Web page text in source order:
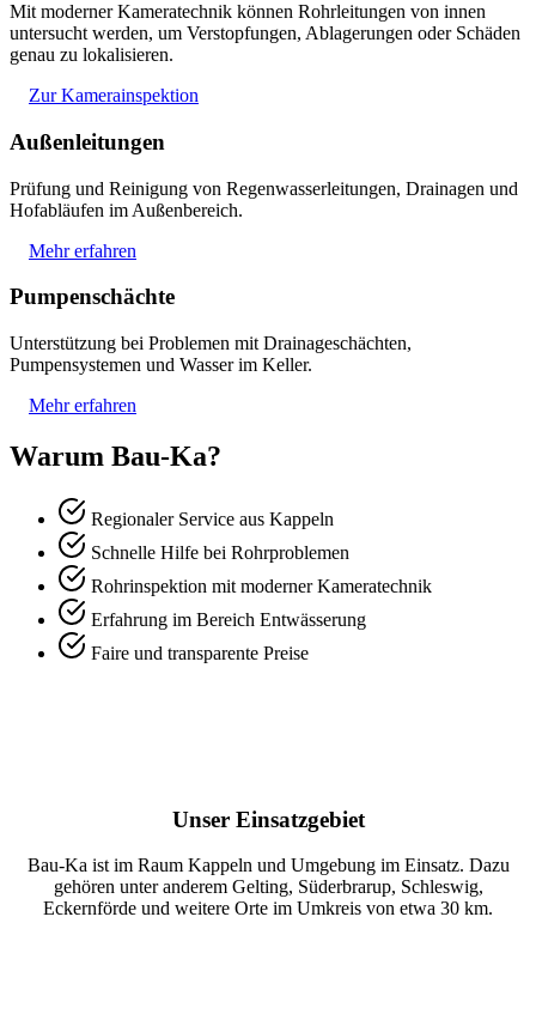
Mit moderner Kameratechnik können Rohrleitungen von innen
untersucht werden, um Verstopfungen, Ablagerungen oder Schäden
genau zu lokalisieren.
Zur Kamerainspektion
Außenleitungen
Prüfung und Reinigung von Regenwasserleitungen, Drainagen und
Hofabläufen im Außenbereich.
Mehr erfahren
Pumpenschächte
Unterstützung bei Problemen mit Drainageschächten,
Pumpensystemen und Wasser im Keller.
Mehr erfahren
Warum Bau-Ka?
Regionaler Service aus Kappeln
Schnelle Hilfe bei Rohrproblemen
Rohrinspektion mit moderner Kameratechnik
Erfahrung im Bereich Entwässerung
Faire und transparente Preise
Unser Einsatzgebiet
Bau-Ka ist im Raum Kappeln und Umgebung im Einsatz. Dazu
gehören unter anderem Gelting, Süderbrarup, Schleswig,
Eckernförde und weitere Orte im Umkreis von etwa 30 km.